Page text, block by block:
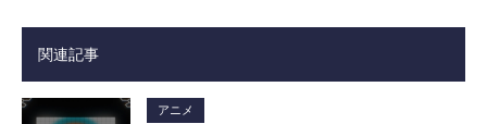
関連記事
アニメ